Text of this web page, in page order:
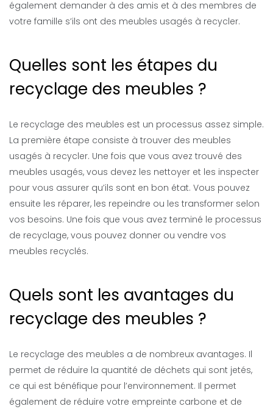
également demander à des amis et à des membres de
votre famille s’ils ont des meubles usagés à recycler.
Quelles sont les étapes du
recyclage des meubles ?
Le recyclage des meubles est un processus assez simple.
La première étape consiste à trouver des meubles
usagés à recycler. Une fois que vous avez trouvé des
meubles usagés, vous devez les nettoyer et les inspecter
pour vous assurer qu’ils sont en bon état. Vous pouvez
ensuite les réparer, les repeindre ou les transformer selon
vos besoins. Une fois que vous avez terminé le processus
de recyclage, vous pouvez donner ou vendre vos
meubles recyclés.
Quels sont les avantages du
recyclage des meubles ?
Le recyclage des meubles a de nombreux avantages. Il
permet de réduire la quantité de déchets qui sont jetés,
ce qui est bénéfique pour l’environnement. Il permet
également de réduire votre empreinte carbone et de